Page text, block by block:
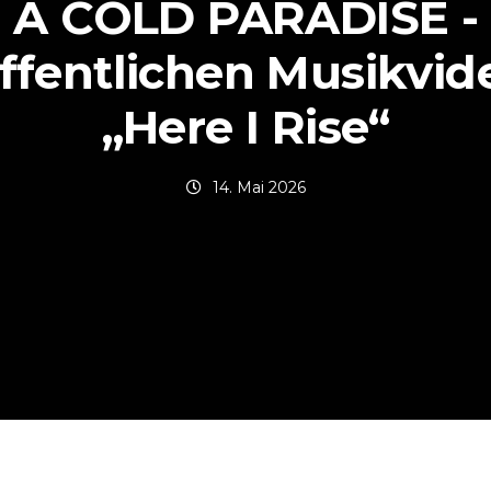
A COLD PARADISE -
„Here I Rise“
14. Mai 2026